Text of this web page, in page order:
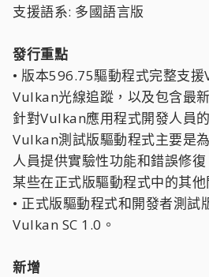
支援語系: 多國語言版
發行重點
• 版本596.75驅動程式完整支
Vulkan光線追蹤，以及包含最
針對Vulkan應用程式開發人員
Vulkan測試版驅動程式主要是
人員提供實驗性功能和錯誤修
某些在正式版驅動程式中的其他
• 正式版驅動程式和開發者測試
Vulkan SC 1.0。
新增